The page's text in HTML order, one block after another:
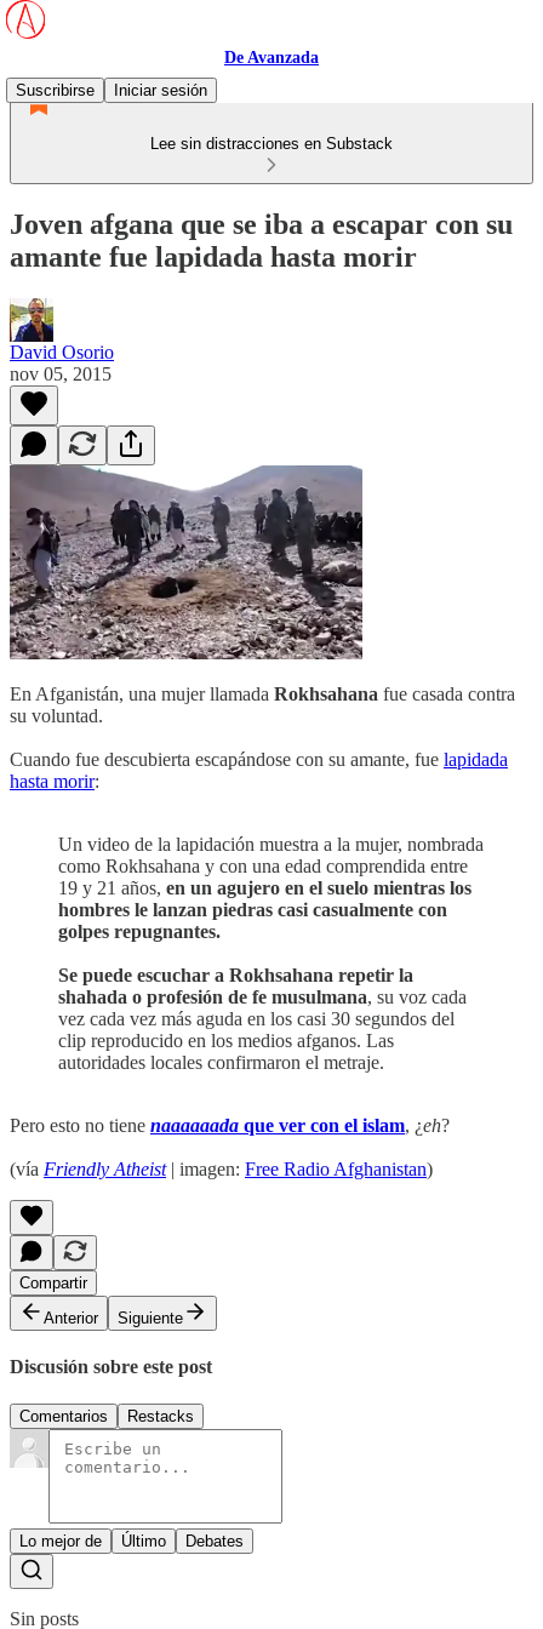
De Avanzada
Suscribirse
Iniciar sesión
Lee sin distracciones en Substack
Joven afgana que se iba a escapar con su
amante fue lapidada hasta morir
David Osorio
nov 05, 2015
En Afganistán, una mujer llamada Rokhsahana fue casada contra
su voluntad.
Cuando fue descubierta escapándose con su amante, fue lapidada
hasta morir:
Un video de la lapidación muestra a la mujer, nombrada
como Rokhsahana y con una edad comprendida entre
19 y 21 años, en un agujero en el suelo mientras los
hombres le lanzan piedras casi casualmente con
golpes repugnantes.
Se puede escuchar a Rokhsahana repetir la
shahada o profesión de fe musulmana, su voz cada
vez cada vez más aguda en los casi 30 segundos del
clip reproducido en los medios afganos. Las
autoridades locales confirmaron el metraje.
Pero esto no tiene naaaaaada que ver con el islam, ¿eh?
(vía Friendly Atheist| imagen: Free Radio Afghanistan)
Compartir
Anterior
Siguiente
Discusión sobre este post
Comentarios Restacks
Lo mejor de Último Debates
Sin posts